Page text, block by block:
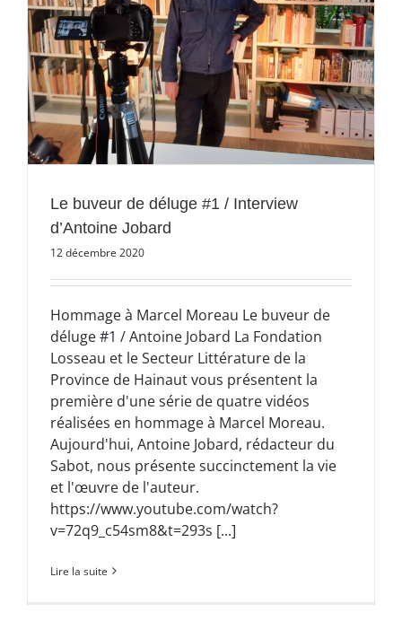
Le buveur de déluge #1 / Interview
d’Antoine Jobard
12 décembre 2020
Hommage à Marcel Moreau Le buveur de
déluge #1 / Antoine Jobard La Fondation
Losseau et le Secteur Littérature de la
Province de Hainaut vous présentent la
première d'une série de quatre vidéos
réalisées en hommage à Marcel Moreau.
Aujourd'hui, Antoine Jobard, rédacteur du
Sabot, nous présente succinctement la vie
et l'œuvre de l'auteur.
https://www.youtube.com/watch?
v=72q9_c54sm8&t=293s [...]
Lire la suite